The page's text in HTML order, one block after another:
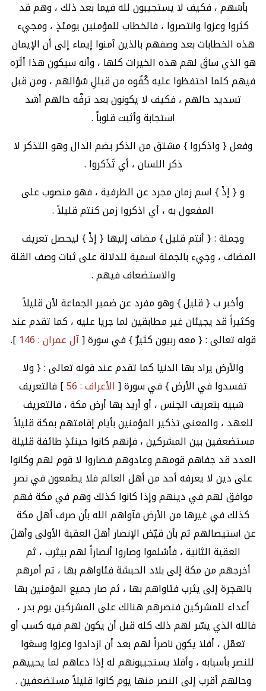
بأسَهم ، فكيف لا يستجيبون لله فيما بعد ذلك ، وهم قد
كثروا وعزوا وانتصروا ، فالخطاب للمؤمنين يومئذٍ ، ومجيء
هذه الخطابات بعد وصفهم بالذين آمنوا إيماء إلى أن الإيمان
هو الذي ساقَ لهم هذه الخيرات كلها ، وأنه سيكون هذا أثَرَه
فيهم كلما احتفظوا عليه كُفُوه من قبللِ سُؤالهم ، ومن قبل
تسديد حالهم ، فكيف لا يكونون بعد ترفّه حالهم أشد
استجابة وأثبت قلوباً .
وفعل { واذكروا } مشتق من الذكر بضم الدال وهو التذكر لا
ذكر اللسان ، أي تَذَكروا .
و { إذْ } اسم زمان مجرد عن الظرفية ، فهو منصوب على
المفعول به ، أي اذكروا زمن كنتم قليلاً .
وجملة : { أنتم قليل } مضاف إليها { إذْ } ليحصل تعريف
المضاف ، وجيء بالجملة اسمية للدلالة على ثبات وصف القلة
والاستضعاف فيهم .
وأخبر ب { قليل } وهو مفرد عن ضمير الجماعة لأن قليلاً
وكثيراً قد يجيئان غير مطابقين لما جريا عليه ، كما تقدم عند
قوله تعالى : { معه ربيون كثيرٌ } في سورة [آل عمران : 146
].
والأرض يراد بها الدنيا كما تقدم عند قوله تعالى : { ولا
تفسدوا في الأرض } في سورة [الأعراف : 56
] فالتعريف
شبيه بتعريف الجنس ، أو أريد بها أرض مكة ، فالتعريف
للعهد ، والمعنى تذكير المؤمنين بأيام إقامتهم بمكة قليلاً
مستضعفين بين المشركين ، فإنهم كانوا حينئذٍ طائفة قليلة
العدد قد جفاهم قومهم وعادوهم فصاروا لا قوم لهم وكانوا
على دين لا يعرفه أحد من أهل العالم فلا يطمعون في نصرِ
موافق لهم في دينهم وإذا كانوا كذلك وهم في مكة فهم
كذلك في غيرها من الأرض فآواهم الله بأن صرف أهل مكة
عن استيصالهم ثم بأن قيّض الإنصار أهلَ العقبة الأولى وأهلَ
العقبة الثانية ، فأسْلموا وصاروا أنصاراً لهم بيثرب ، ثم
أخرجهم من مكة إلى بلاد الحبشة فئاواهم بها ، ثم أمرهم
بالهجرة إلى يثرب فئاواهم بها ، ثم صار جميع المؤمنين بها
أعداء للمشركين فنصرهم هنالك على المشركين يوم بدر ،
فالله الذي يسّر لهم ذلك كله قبل أن يكون لهم فيه كسب أو
تعمّل ، أفلا يكون ناصراً لهم بعد أن ازدادوا وعزوا وسعَوا
للنصر بأسبابه ، وأفلا يستجيبونهم له إذا دعاهم لما يحييهم
وحالهم أقرب إلى النصر منها يوم كانوا قليلاً مستضعفين .